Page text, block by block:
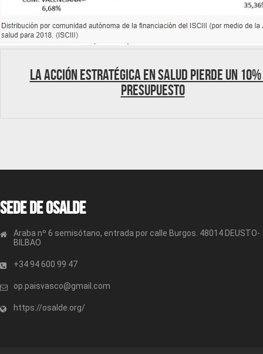
La Acción Estratégica en Salud pierde un
presupuesto
Sede de OSALDE
Araba nº 6 semisótano, entrada por calle Burgos. 48014 DEUSTO-
BILBAO
+34 94 600 99 47
op.paisvasco@gmail.com
https://osalde.org/